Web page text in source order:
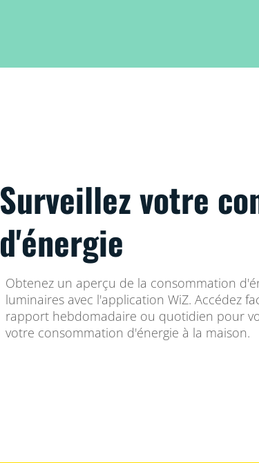
Surveillez votre
d'énergie
Obtenez un aperçu de la consommation
luminaires avec l'application WiZ. Accédez
rapport hebdomadaire ou quotidien pour
votre consommation d'énergie à la maison.